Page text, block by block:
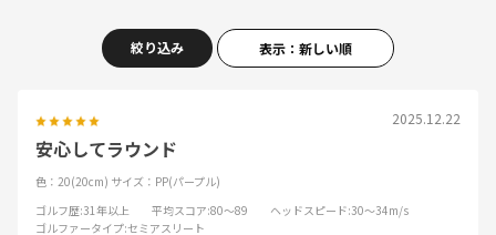
絞り込み 表示：新しい順
2025.12.22
安心してラウンド
色：20(20cm) サイズ：PP(パープル)
ゴルフ歴:31年以上 平均スコア:80～89 ヘッドスピード:30～34m/s
ゴルファータイプ:セミアスリート